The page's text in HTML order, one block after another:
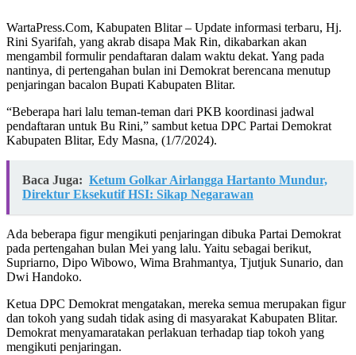
WartaPress.Com, Kabupaten Blitar – Update informasi terbaru, Hj.
Rini Syarifah, yang akrab disapa Mak Rin, dikabarkan akan
mengambil formulir pendaftaran dalam waktu dekat. Yang pada
nantinya, di pertengahan bulan ini Demokrat berencana menutup
penjaringan bacalon Bupati Kabupaten Blitar.
“Beberapa hari lalu teman-teman dari PKB koordinasi jadwal
pendaftaran untuk Bu Rini,” sambut ketua DPC Partai Demokrat
Kabupaten Blitar, Edy Masna, (1/7/2024).
Baca Juga: Ketum Golkar Airlangga Hartanto Mundur,
Direktur Eksekutif HSI: Sikap Negarawan
Ada beberapa figur mengikuti penjaringan dibuka Partai Demokrat
pada pertengahan bulan Mei yang lalu. Yaitu sebagai berikut,
Supriarno, Dipo Wibowo, Wima Brahmantya, Tjutjuk Sunario, dan
Dwi Handoko.
Ketua DPC Demokrat mengatakan, mereka semua merupakan figur
dan tokoh yang sudah tidak asing di masyarakat Kabupaten Blitar.
Demokrat menyamaratakan perlakuan terhadap tiap tokoh yang
mengikuti penjaringan.